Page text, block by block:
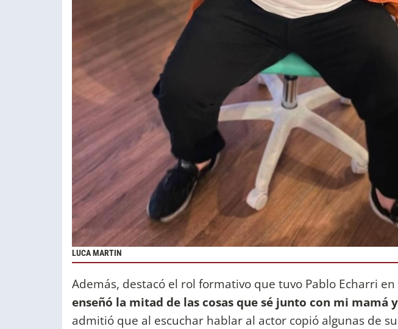
LUCA MARTIN
Además, destacó el rol formativo que tuvo Pablo Echarri en
enseñó la mitad de las cosas que sé junto con mi mamá
admitió que al escuchar hablar al actor copió algunas de